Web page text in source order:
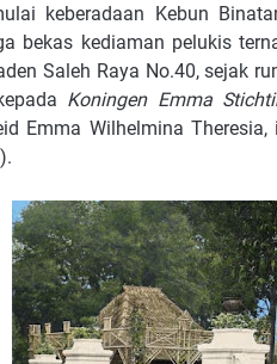
keberadaan Kebun
bekas kediaman pelukis
Saleh Raya No.40, sejak
Koningen Emma
Emma Wilhelmina